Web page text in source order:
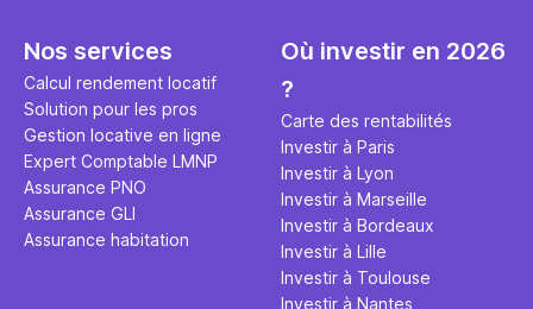
ce secret
principale
études et
Nos services
Calcul rendement locatif
Solution pour les pros
Gestion locative en ligne
Expert Comptable LMNP
Assurance PNO
Assurance GLI
Assurance habitation
Où investir en 2026
?
Carte des rentabilités
Investir à Paris
Investir à Lyon
Investir à Marseille
Investir à Bordeaux
Investir à Lille
Investir à Toulouse
Investir à Nantes